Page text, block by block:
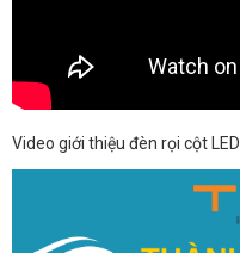
Video giới thiệu đèn rọi cột LED